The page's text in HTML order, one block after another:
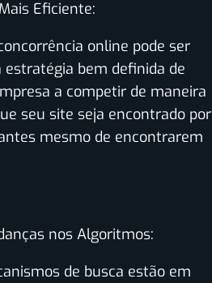
Eficiente:
online pode ser
bem definida de
a competir de maneira
seu site seja encontrado por
mesmo de encontrarem
nos Algoritmos:
de busca estão em